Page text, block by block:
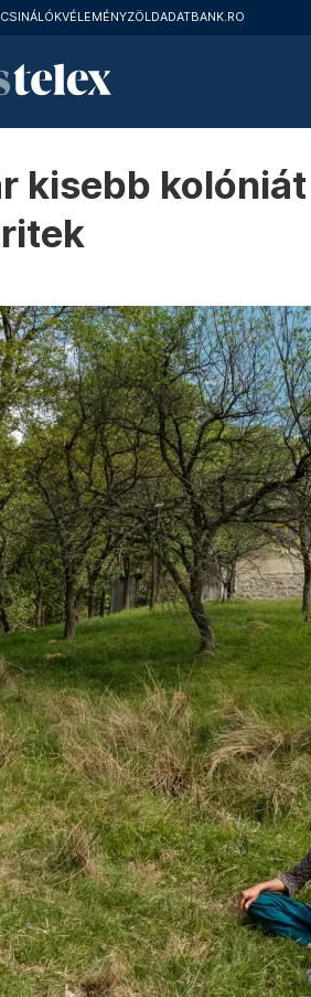
VÉLEMÉNYZÖLDADATBANK.RO
kisebb